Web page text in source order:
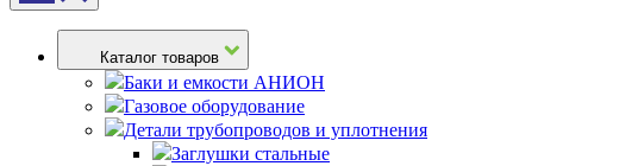
Каталог товаров
Баки и емкости АНИОН
Газовое оборудование
Детали трубопроводов и уплотнения
Заглушки стальные